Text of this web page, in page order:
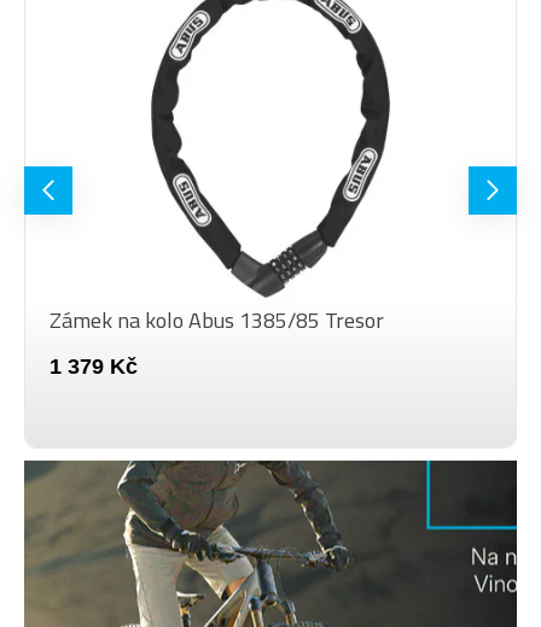
Zámek na kolo Abus 1385/85 Tresor
1 379 Kč